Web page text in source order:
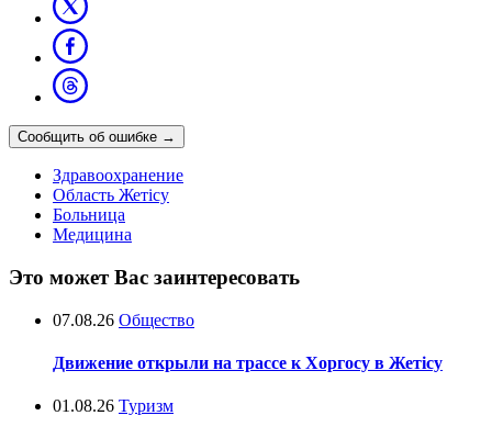
Сообщить об ошибке →
Здравоохранение
Область Жетісу
Больница
Медицина
Это может Вас заинтересовать
07.08.26 Общество
Движение открыли на трассе к Хоргосу в Жетісу
01.08.26 Туризм